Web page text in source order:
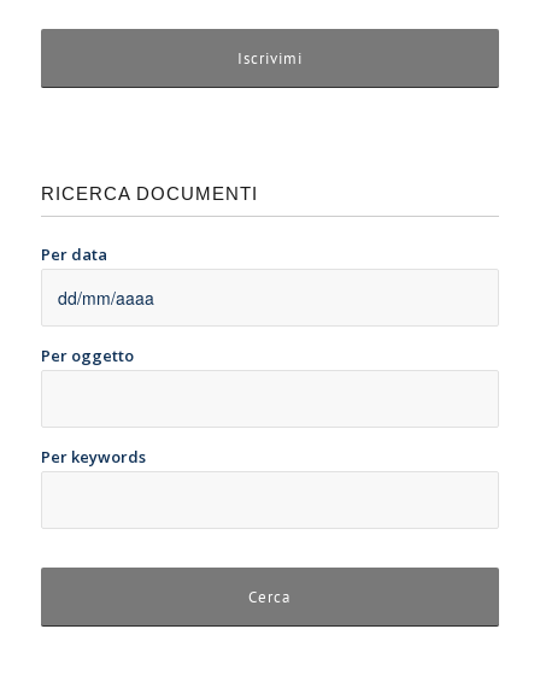
RICERCA DOCUMENTI
Per data
Per oggetto
Per keywords